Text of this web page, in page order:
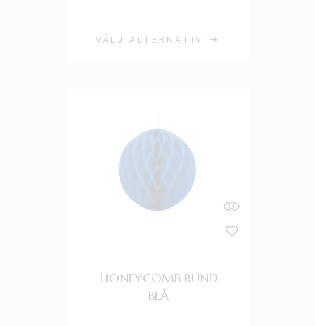
VÄLJ ALTERNATIV
HONEYCOMB RUND
BLÅ